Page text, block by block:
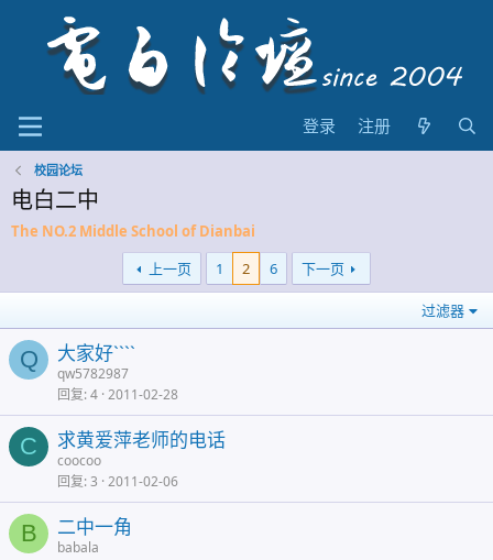
登录 注册
校园论坛
电白二中
The NO.2 Middle School of Dianbai
上一页
1 2 6 下一页
过滤器
Q 大家好````
qw5782987
回复 4 2011-02-28
C 求黄爱萍老师的电话
coocoo
回复 3 2011-02-06
B 二中一角
babala